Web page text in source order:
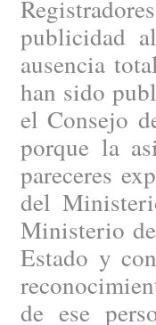
publicidad
ausencia
han sido
el Consejo
porque la
pareceres
del
Ministerio
Estado y
de ese